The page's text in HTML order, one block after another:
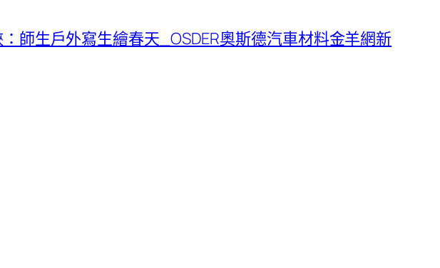
師生戶外寫生繪春天_OSDER奧斯德汽車材料金羊網新